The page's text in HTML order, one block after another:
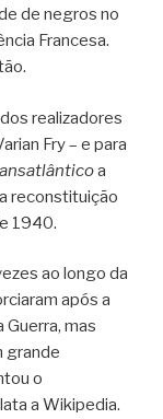
de negros no
Francesa.
realizadores
Fry – e para
a
reconstituição
1940.
ao longo da
após a
Guerra, mas
grande
o
a Wikipedia.